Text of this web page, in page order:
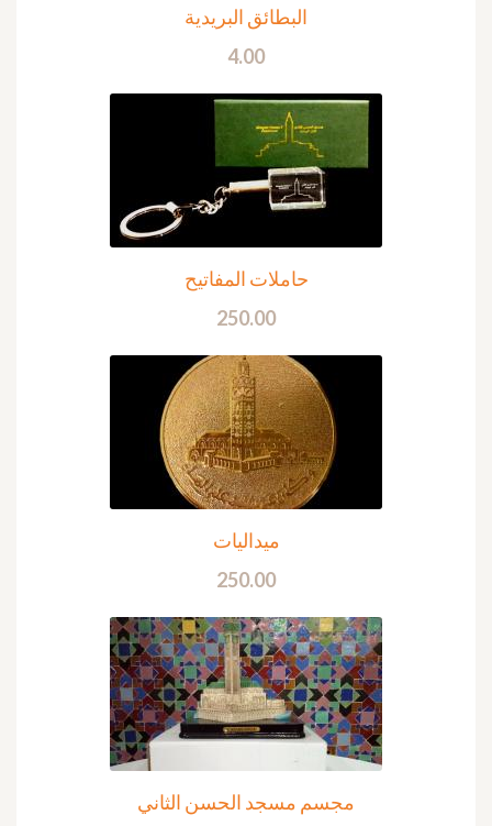
البطائق البريدية
4.00
حاملات المفاتيح
250.00
ميداليات
250.00
مجسم مسجد الحسن الثاني